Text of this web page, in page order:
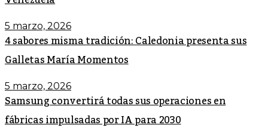
5 marzo, 2026
4 sabores misma tradición: Caledonia presenta sus
Galletas María Momentos
5 marzo, 2026
Samsung convertirá todas sus operaciones en
fábricas impulsadas por IA para 2030